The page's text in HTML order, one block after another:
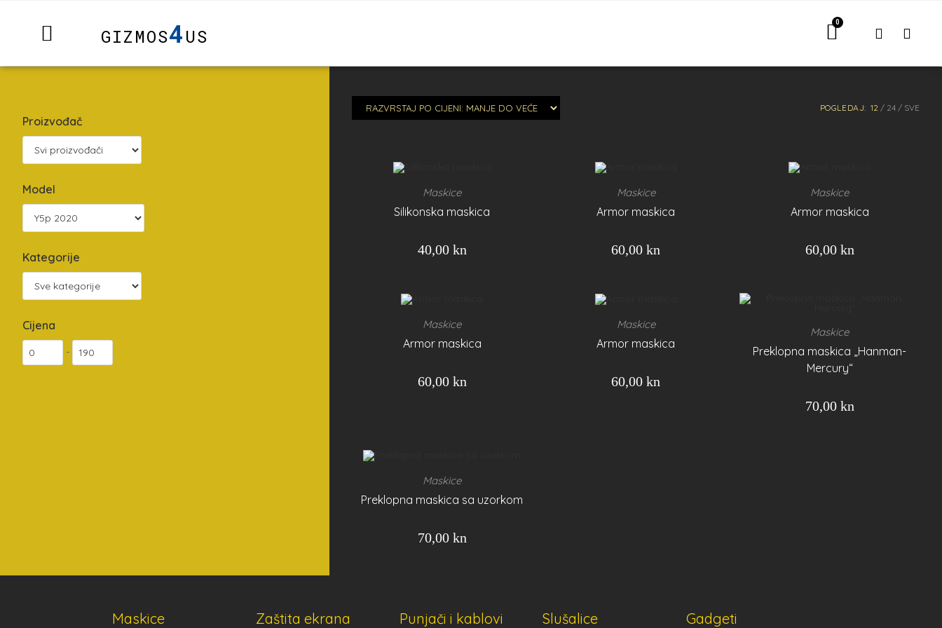
GIZMOS4US
Proizvođač
Model
Kategorije
Cijena
-
POGLEDAJ: 12 24 SVE
Maskice
Silikonska maskica
40,00 kn
Maskice
Armor maskica
60,00kn
Maskice
Armor maskica
60,00 kn
Maskice
Armor maskica
60,00 kn
Maskice
Armor maskica
60,00kn
Maskice
Preklopna maskica „Hanman-
Mercury“
70,00 kn
Maskice
Preklopna maskica sa uzorkom
70,00 kn
Maskice Zaštita ekrana Punjači i kablovi Slušalice Gadgeti